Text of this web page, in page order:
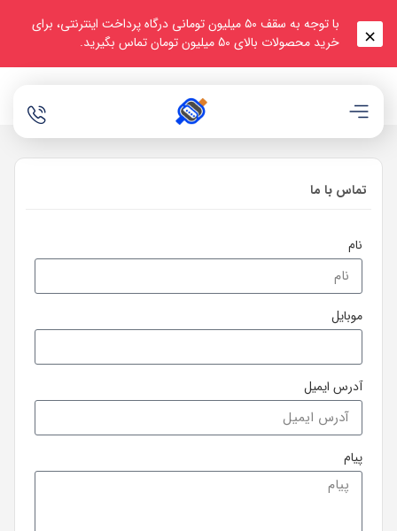
با توجه به سقف ۵۰ میلیون تومانی درگاه پرداخت اینترنتی، برای
خرید محصولات بالای 50 میلیون تومان تماس بگیرید.
تماس با ما
نام
موبایل
آدرس ایمیل
پیام